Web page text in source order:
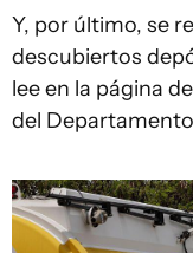
Y, por último, se
descubiertos
lee en la página
del Departamento